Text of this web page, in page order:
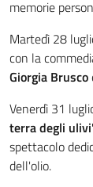
memorie
Martedì 28
con la
Giorgia Brusco
Venerdì 31
terra degli
spettacolo
dell'olio.